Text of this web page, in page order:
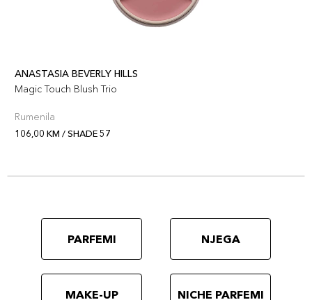
ANASTASIA BEVERLY HILLS
Magic Touch Blush Trio
Rumenila
106,00 KM / SHADE 57
PARFEMI NJEGA
MAKE-UP NICHE PARFEMI